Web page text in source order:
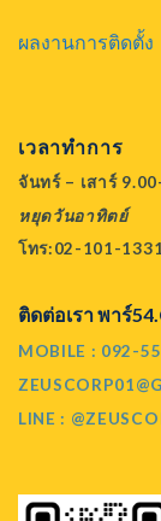
ผลงานการติดตั้ง
เวลาทำการ
จันทร์ – เสาร์
หยุดวันอาทิตย์
โทร:02-101-1331
ติดต่อเรา พาร์
MOBILE : 092-
LINE :